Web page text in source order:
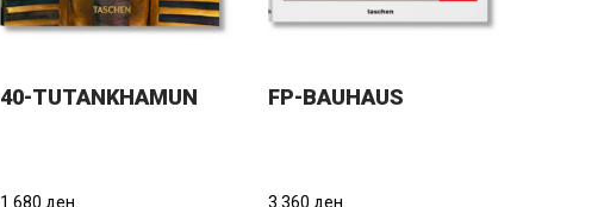
40-TUTANKHAMUN
1.680 ден.
FP-BAUHAUS
3.360 ден.